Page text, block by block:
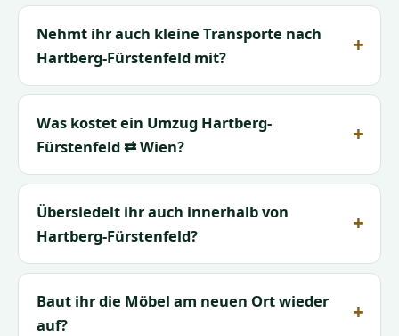
Nehmt ihr auch kleine Transporte nach
Hartberg-Fürstenfeld mit?
Was kostet ein Umzug Hartberg-
Fürstenfeld ⇄ Wien?
Übersiedelt ihr auch innerhalb von
Hartberg-Fürstenfeld?
Baut ihr die Möbel am neuen Ort wieder
auf?